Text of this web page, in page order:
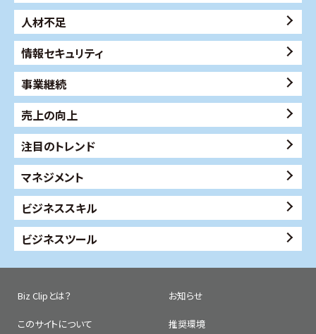
人材不足
情報セキュリティ
事業継続
売上の向上
注目のトレンド
マネジメント
ビジネススキル
ビジネスツール
Biz Clipとは？ お知らせ
このサイトについて 推奨環境